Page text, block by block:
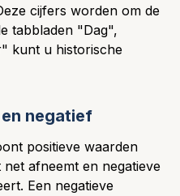
cijfers worden om de
tabbladen "Dag",
kunt u historische
negatief
positieve waarden
afneemt en negatieve
Een negatieve